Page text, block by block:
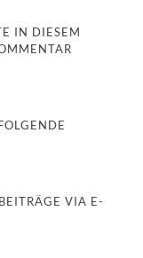
IN DIESEM
VIA E-